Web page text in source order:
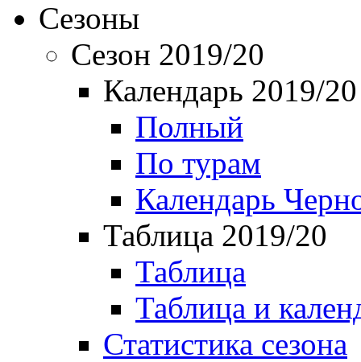
Сезоны
Сезон 2019/20
Календарь 2019/20
Полный
По турам
Календарь
Таблица 2019/20
Таблица
Таблица и
Статистика сезона